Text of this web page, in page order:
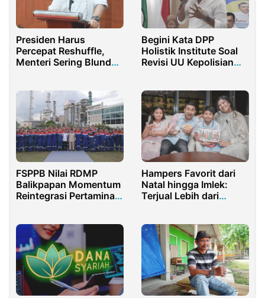
Presiden Harus
Percepat Reshuffle,
Menteri Sering Blunder
Begini Kata DPP
Holistik Institute Soal
Revisi UU Kepolisian
Kelembagaan Polri
FSPPB Nilai RDMP
Balikpapan Momentum
Reintegrasi Pertamina
Hampers Favorit dari
Natal hingga Imlek:
Terjual Lebih dari